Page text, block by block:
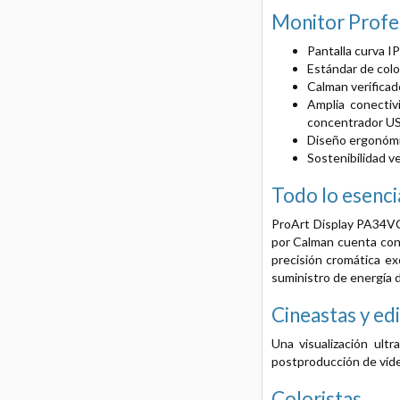
Monitor
Pantalla curva
Estándar de
Calman
Amplia
concentrador
Diseño
Sostenibilidad
Todo lo
ProArt Display
por Calman cuenta
precisión cromática
suministro de energía
Cineastas y
Una visualización
postproducción de